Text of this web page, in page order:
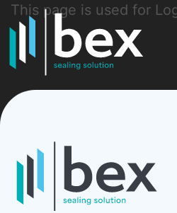
This page is used for